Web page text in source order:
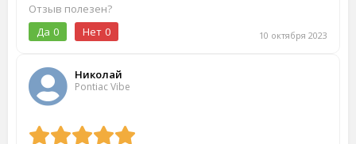
10 октября 2023
Отзыв полезен?
Да 0 Нет 0
Николай
Pontiac Vibe